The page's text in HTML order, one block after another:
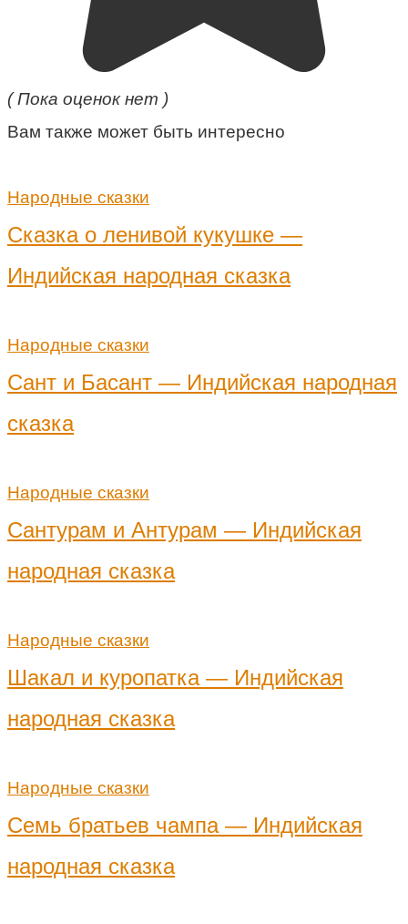
( Пока оценок нет )
Вам также может быть интересно
Народные сказки
Сказка о ленивой кукушке —
Индийская народная сказка
Народные сказки
Сант и Басант — Индийская народная
сказка
Народные сказки
Сантурам и Антурам — Индийская
народная сказка
Народные сказки
Шакал и куропатка — Индийская
народная сказка
Народные сказки
Семь братьев чампа — Индийская
народная сказка